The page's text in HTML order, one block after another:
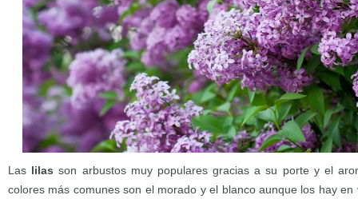
Las lilas son arbustos muy populares gracias a su porte y el
colores más comunes son el morado y el blanco aunque los hay